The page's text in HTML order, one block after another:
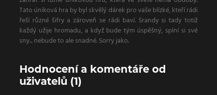
Tato úniková hra by byl skvělý dárek pro vaše blízké, kteří rádi
řeší různé šifry a zároveň se rádi baví. Srandy si tady totiž
každý užije hromadu, a když bude tým úspěšný, splní si své
sny... nebude to ale snadné. Sorry jako.
Hodnocení a komentáře od
uživatelů (1)